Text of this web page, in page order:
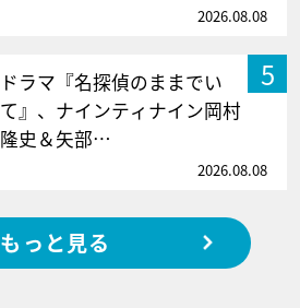
2026.08.08
5
ドラマ『名探偵のままでい
て』、ナインティナイン岡村
隆史＆矢部…
2026.08.08
もっと見る